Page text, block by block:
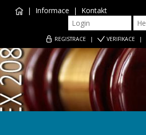
| Informace | Kontakt
REGISTRACE | VERIFIKACE |